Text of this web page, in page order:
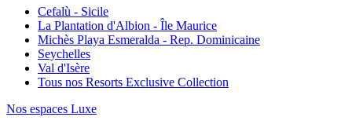
Cefalù - Sicile
La Plantation d'Albion - Île Maurice
Michès Playa Esmeralda - Rep. Dominicaine
Seychelles
Val d'Isère
Tous nos Resorts Exclusive Collection
Nos espaces Luxe